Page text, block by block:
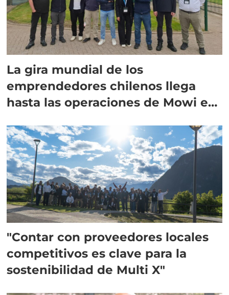
La gira mundial de los
emprendedores chilenos llega
hasta las operaciones de Mowi en
"Contar con proveedores locales
competitivos es clave para la
sostenibilidad de Multi X"